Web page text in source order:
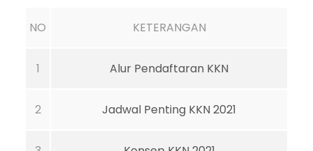
NO KETERANGAN
1 Alur Pendaftaran KKN
2 Jadwal Penting KKN 2021